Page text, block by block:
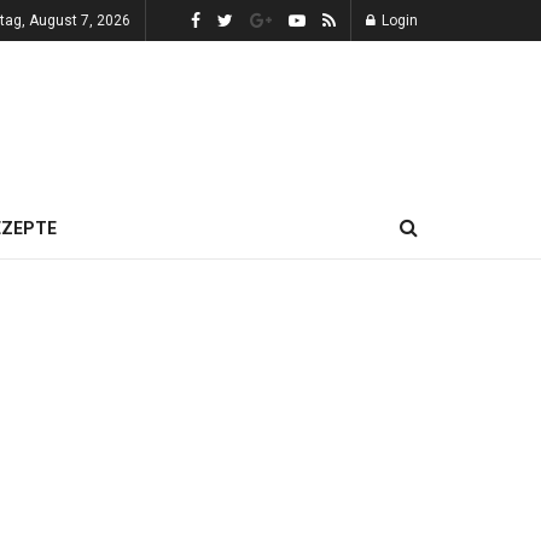
August 7, 2026 Login